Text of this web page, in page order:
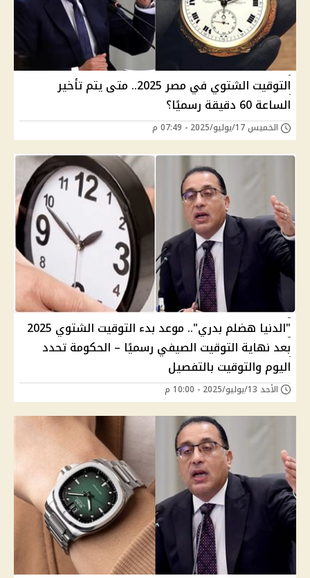
التوقيت الشتوي في مصر 2025.. متى يتم تأخير
الساعة 60 دقيقة رسميًا؟
الخميس 17/يوليو/2025 - 07:49 م
"الدنيا هضلم بدري".. موعد بدء التوقيت الشتوي 2025
بعد نهاية التوقيت الصيفي رسميًا – الحكومة تحدد
اليوم والتوقيت بالتفصيل
الأحد 13/يوليو/2025 - 10:00 م